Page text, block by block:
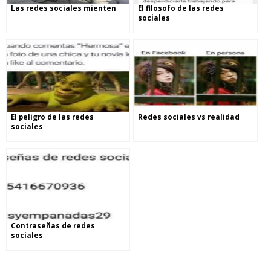
Las redes sociales mienten
El filosofo de las redes
sociales
El peligro de las redes
sociales
Redes sociales vs realidad
Contraseñas de redes
sociales